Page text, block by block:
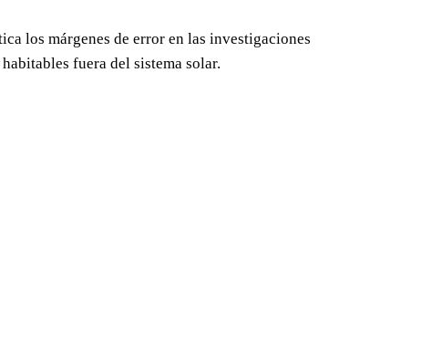
los márgenes de error en las investigaciones
fuera del sistema solar.